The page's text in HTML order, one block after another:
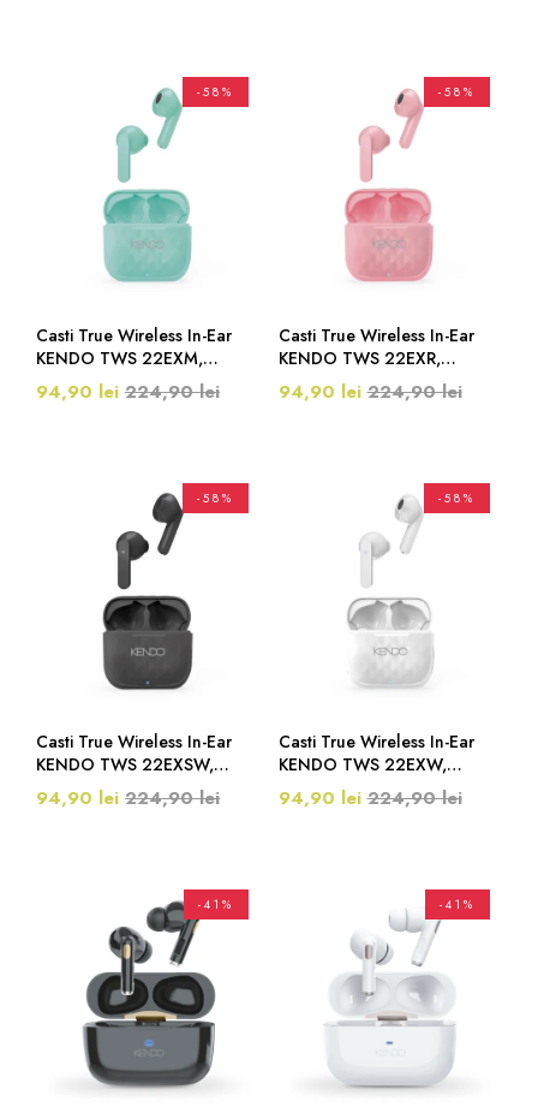
-58%
Casti True Wireless In-Ear
KENDO TWS 22EXM,
Bluetooth, USB-C, Mint
94,90 lei 224,90 lei
-58%
Casti True Wireless In-Ear
KENDO TWS 22EXR,
Bluetooth, USB-C, Roz
94,90 lei 224,90 lei
-58%
Casti True Wireless In-Ear
KENDO TWS 22EXSW,
Bluetooth, USB-C, Negru
94,90 lei 224,90 lei
-58%
Casti True Wireless In-Ear
KENDO TWS 22EXW,
Bluetooth, USB-C, Alb
94,90 lei 224,90 lei
-41% -41%